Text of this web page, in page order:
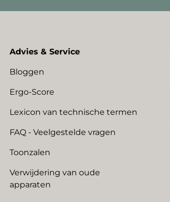
Advies & Service
Bloggen
Ergo-Score
Lexicon van technische termen
FAQ - Veelgestelde vragen
Toonzalen
Verwijdering van oude
apparaten